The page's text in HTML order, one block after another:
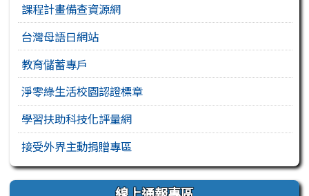
課程計畫備查資源網
台灣母語日網站
教育儲蓄專戶
淨零綠生活校園認證標章
學習扶助科技化評量網
接受外界主動捐贈專區